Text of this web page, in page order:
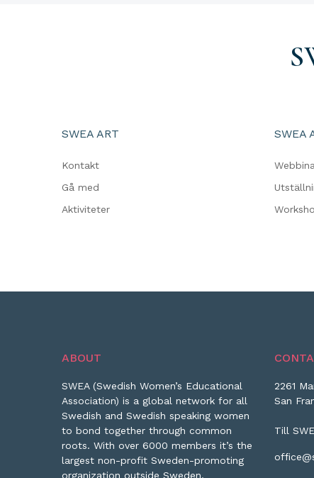
SWEA ART
Kontakt
Gå med
Aktiviteter
SWEA
ABOUT
SWEA (Swedish Women’s Educational
Association) is a global network for all
Swedish and Swedish speaking women
to bond together through common
roots. With over 6000 members it’s the
largest non-profit Sweden-promoting
organization outside Sweden.
2261
San
Till